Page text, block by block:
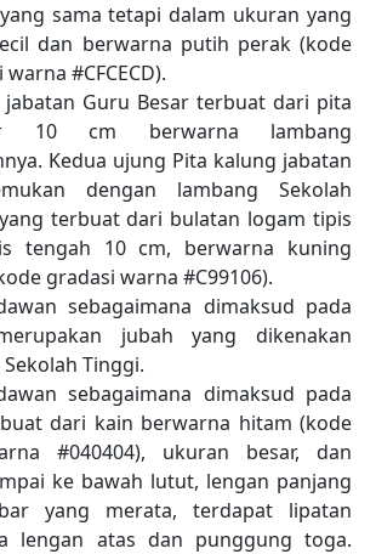
sama tetapi dalam ukuran yang
dan berwarna putih perak (kode
#CFCECD).
jabatan Guru Besar terbuat dari pita
10 cm berwarna lambang
Kedua ujung Pita kalung jabatan
dengan lambang Sekolah
terbuat dari bulatan logam tipis
tengah 10 cm, berwarna kuning
gradasi warna #C99106).
sebagaimana dimaksud pada
jubah yang dikenakan
Tinggi.
sebagaimana dimaksud pada
dari kain berwarna hitam (kode
#040404), ukuran besar, dan
ke bawah lutut, lengan panjang
yang merata, terdapat lipatan
lengan atas dan punggung toga.